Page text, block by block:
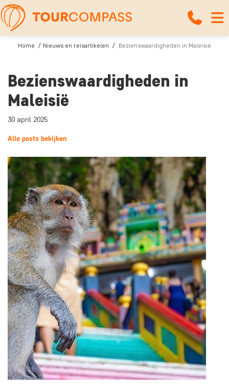
Home Nieuws en reisartikelen Bezienswaardigheden in Maleisië
Bezienswaardigheden in
Maleisië
30 april 2025
Alle posts bekijken